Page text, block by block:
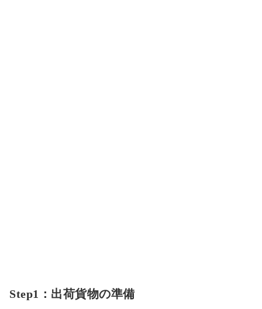
Step1：出荷貨物の準備